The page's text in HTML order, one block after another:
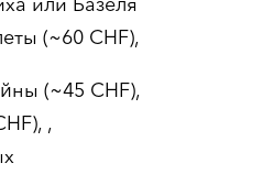
(~60 CHF),
(~45 CHF),
,